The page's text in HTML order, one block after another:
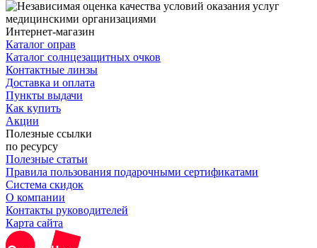
Интернет-магазин
Каталог оправ
Каталог солнцезащитных очков
Контактные линзы
Доставка и оплата
Пункты выдачи
Как купить
Акции
Полезные ссылки
по ресурсу
Полезные статьи
Правила пользования подарочными сертификатами
Система скидок
О компании
Контакты руководителей
Карта сайта